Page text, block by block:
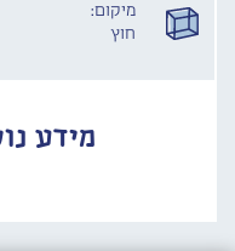
מיקום:
חוץ
מידע